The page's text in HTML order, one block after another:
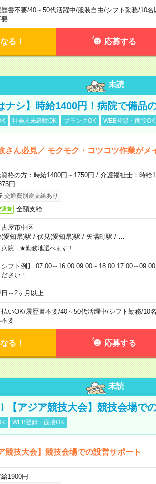
歴書不要/40～50代活躍中/服装自由/シフト勤務/10名
要
る！ 応募する
未読
ナシ】時給1400円！病院で備品
社会人未経験OK ブランクOK WEB登録・面接OK
さん必見／ モクモク・コツコツ作業がメ
資格の方：時給1400円～1750円 / 介護福祉士：時給
円
交通費別途支給あり
通費 全額支給
古屋市中区
(愛知県)駅 / 伏見(愛知県)駅 / 矢場町駅 /
病院 ★勤務地選べます！
シフト例】 07:00～16:00 09:00～18:00 17:00～
ださい！
日～2ヶ月以上
払いOK/履歴書不要/40～50代活躍中/シフト勤務/10
不要
る！ 応募する
未読
【アジア競技大会】競技会場で
WEB登録・面接OK
競技大会】競技会場での設営サポート
給1900円